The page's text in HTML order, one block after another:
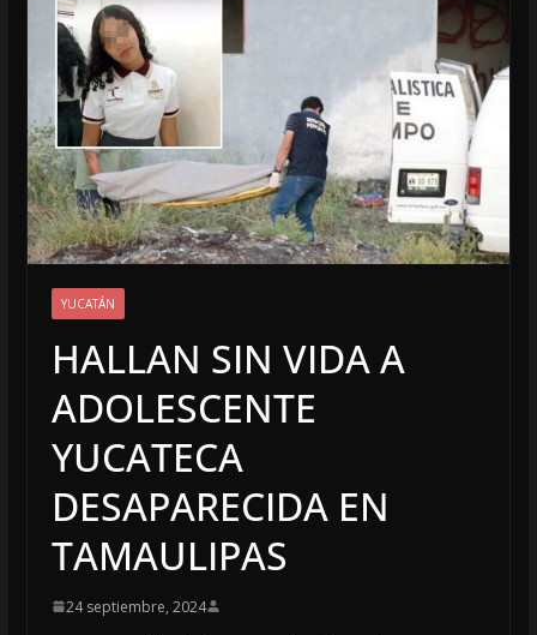
YUCATÁN
HALLAN SIN VIDA A
ADOLESCENTE
YUCATECA
DESAPARECIDA EN
TAMAULIPAS
24 septiembre, 2024